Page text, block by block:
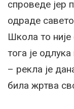
спроведе јер
одраде
Школа то
тога је
– рекла је
била жртва